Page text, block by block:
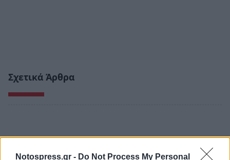
Notospress.gr - Do Not Process My Personal
Σχετικά Άρθρα